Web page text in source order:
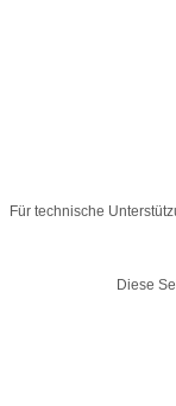
Für technische
Diese